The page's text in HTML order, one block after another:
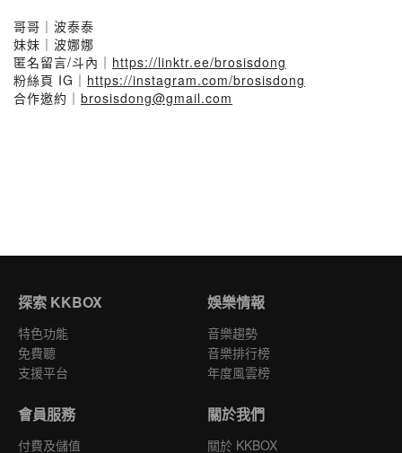
哥哥｜波泰泰
妹妹｜波娜娜
匿名留言/斗內｜ https://linktr.ee/brosisdong
粉絲頁 IG｜ https://instagram.com/brosisdong
合作邀約｜ brosisdong@gmail.com
探索 KKBOX
特色功能
免費聽
支援平台
娛樂情報
音樂趨勢
音樂排行榜
年度風雲榜
會員服務
付費及儲值
關於我們
關於 KKBOX